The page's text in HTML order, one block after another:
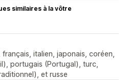
similaires à la vôtre
italien, japonais, coréen,
portugais (Portugal), turc,
et russe